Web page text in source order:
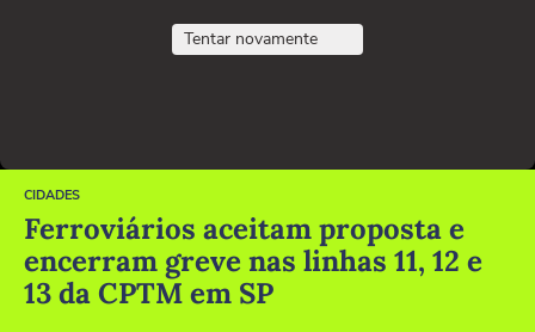
Tentar novamente
CIDADES
Ferroviários aceitam proposta e
encerram greve nas linhas 11, 12 e
13 da CPTM em SP